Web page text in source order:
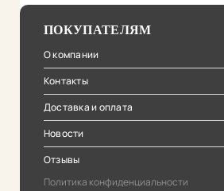
ПОКУПАТЕЛЯМ
О компании
Контакты
Доставка и оплата
Новости
Отзывы
Политика конфиденциальности